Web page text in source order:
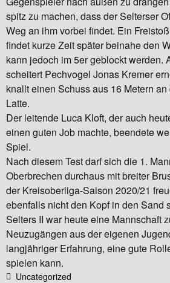
spitz zu machen, dass der Selterser
Weg an ihm vorbei findet. Ein
findet kurze Zeit später beinahe den
kann jedoch im 5er geblockt werden.
scheitert Pechvogel Jonas Kremer
knallt einen Schuss aus 16 Metern
Latte.
Der leitende Luca Kloft, der auch
einen guten Job machte, beendete
Spiel.
Nach diesem Test darf sich die 1.
Oberbrechen durchaus mit breiter
der Kreisoberliga-Saison 2020/21
ebenfalls nicht den Kopf in den Sand
Selters II war heute eine Mannschaft
Neuzugängen aus der eigenen
langjähriger Erfahrung, eine gute
spielen kann.
Uncategorized